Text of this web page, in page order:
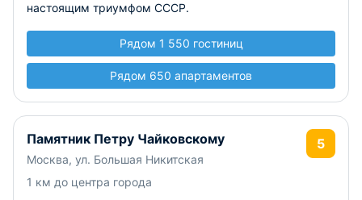
настоящим триумфом СССР.
Рядом 1 550 гостиниц
Рядом 650 апартаментов
Памятник Петру Чайковскому
Москва, ул. Большая Никитская
1 км до центра города
5